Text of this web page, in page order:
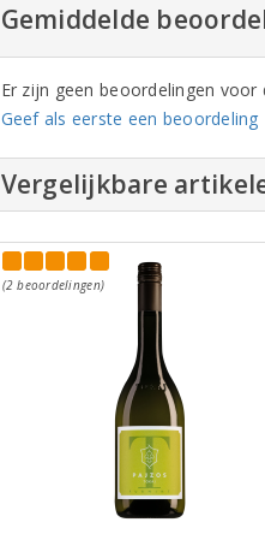
Gemiddelde
Er zijn geen beoordelingen voor
Geef als eerste een beoordeling
Vergelijkbare
(2 beoordelingen)